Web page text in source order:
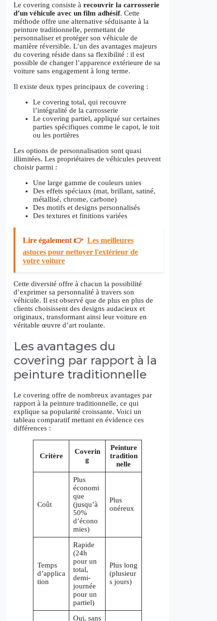
Le covering consiste à recouvrir la carrosserie
d’un véhicule avec un film adhésif. Cette
méthode offre une alternative séduisante à la
peinture traditionnelle, permettant de
personnaliser et protéger son véhicule de
manière réversible. L’un des avantages majeurs
du covering réside dans sa flexibilité : il est
possible de changer l’apparence extérieure de sa
voiture sans engagement à long terme.
Il existe deux types principaux de covering :
Le covering total, qui recouvre
l’intégralité de la carrosserie
Le covering partiel, appliqué sur certaines
parties spécifiques comme le capot, le toit
ou les portières
Les options de personnalisation sont quasi
illimitées. Les propriétaires de véhicules peuvent
choisir parmi :
Une large gamme de couleurs unies
Des effets spéciaux (mat, brillant, satiné,
métallisé, chrome, carbone)
Des motifs et designs personnalisés
Des textures et finitions variées
Lire également 👉 Les meilleures
astuces pour nettoyer l'extérieur de
votre voiture
Cette diversité offre à chacun la possibilité
d’exprimer sa personnalité à travers son
véhicule. Il est observé que de plus en plus de
clients choisissent des designs audacieux et
originaux, transformant ainsi leur voiture en
véritable œuvre d’art roulante.
Les avantages du
covering par rapport à la
peinture traditionnelle
Le covering offre de nombreux avantages par
rapport à la peinture traditionnelle, ce qui
explique sa popularité croissante. Voici un
tableau comparatif mettant en évidence ces
différences :
Critère
Coverin
g
Peinture
tradition
nelle
Coût
Plus
économi
que
(jusqu’à
50%
d’écono
mies)
Plus
onéreux
Temps
d’applica
tion
Rapide
(24h
pour un
total,
demi-
journée
pour un
partiel)
Plus long
(plusieur
s jours)
Oui, sans